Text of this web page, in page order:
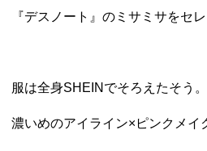
『デスノート』のミサミサをセ
服は全身SHEINでそろえたそう。
濃いめのアイライン×ピンクメイ